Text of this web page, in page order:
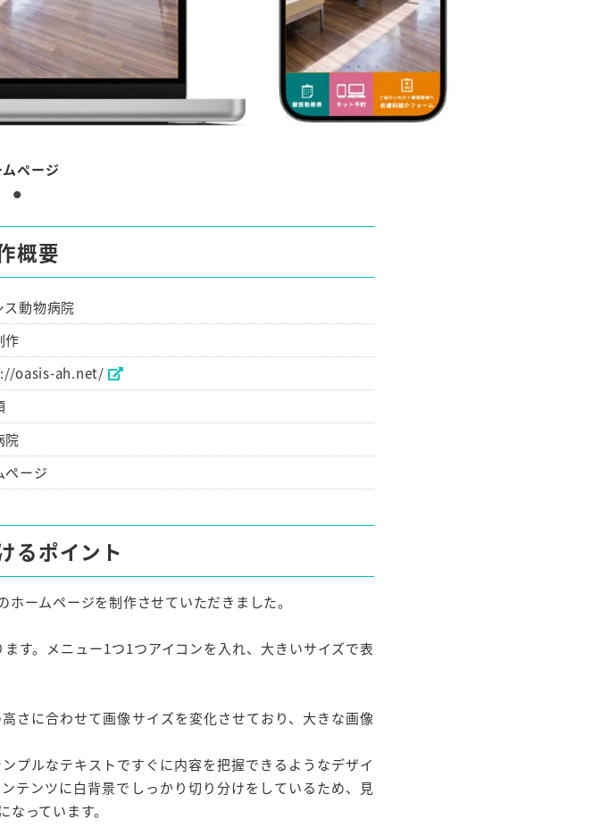
ページ
概要
ス動物病院
作
oasis-ah.net/
院
ページ
るポイント
ームページを制作させていただきました。
す。メニュー1つ1つアイコンを入れ、大きいサイズで表
さに合わせて画像サイズを変化させており、大きな画像
プルなテキストですぐに内容を把握できるようなデザイ
テンツに白背景でしっかり切り分けをしているため、見
っています。